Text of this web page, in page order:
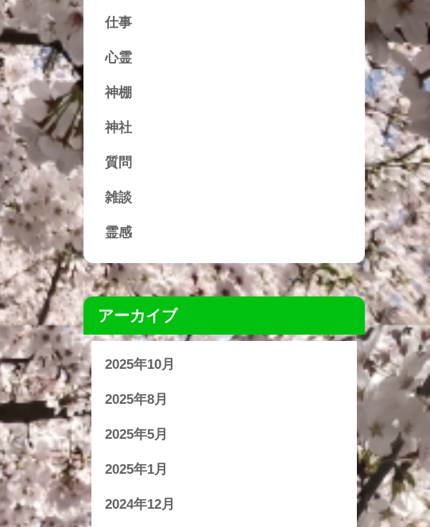
仕事
心霊
神棚
神社
質問
雑談
霊感
アーカイブ
2025年10月
2025年8月
2025年5月
2025年1月
2024年12月